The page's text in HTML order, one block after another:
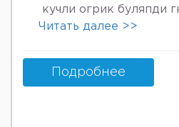
кучли огрик буляпди
онкологов уролога
куйдирдик лекин
охири вирус
келяпман шунинг учун
Читать далее >>
Подробнее